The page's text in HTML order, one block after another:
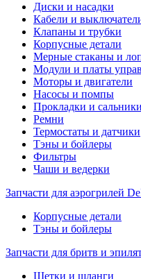
Диски и насадки
Кабели и
Клапаны и трубки
Корпусные детали
Мерные стаканы и
Модули и платы
Моторы и двигатели
Насосы и помпы
Прокладки и сальники
Ремни
Термостаты и датчики
Тэны и бойлеры
Фильтры
Чаши и ведерки
Запчасти для аэрогрилей
Корпусные детали
Тэны и бойлеры
Запчасти для бритв и
Щетки и шланги